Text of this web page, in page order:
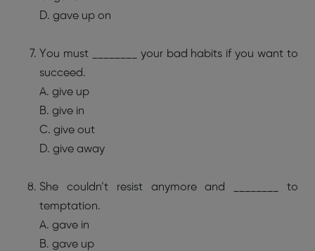
D. gave up on
You must ________ your bad habits if you want to
succeed.
A. give up
B. give in
C. give out
D. give away
She couldn’t resist anymore and ________ to
temptation.
A. gave in
B. gave up